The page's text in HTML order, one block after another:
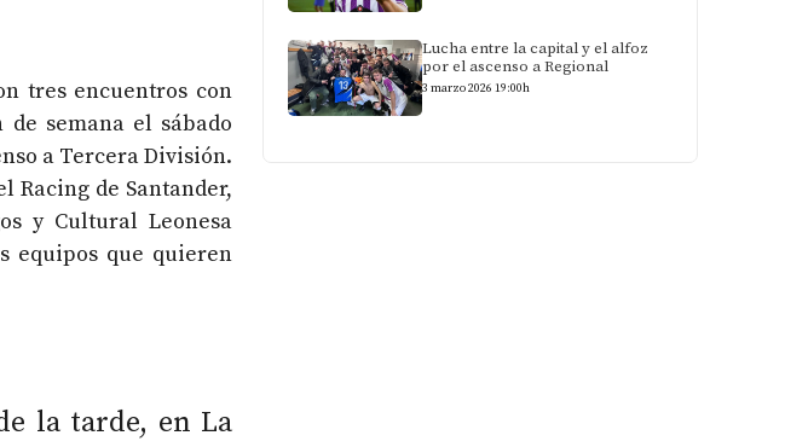
tres encuentros con
semana el sábado
a Tercera División.
de Santander,
y Cultural Leonesa
equipos que quieren
la tarde, en La
Lucha entre la capital y el alfoz
por el ascenso a Regional
3 marzo 2026 19:00h